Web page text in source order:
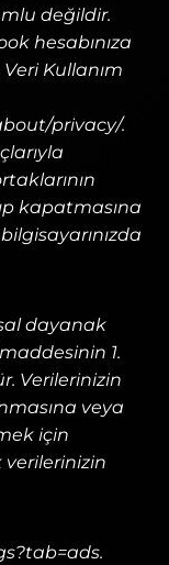
değildir.
hesabınıza
Kullanım
privacy/.
kapatmasına
dayanak
1.
Verilerinizin
veya
için